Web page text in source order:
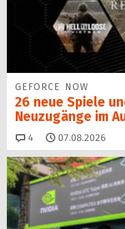
GEFORCE NOW
26 neue Spiele
Neuzugänge im
4 Kommentare
07.08.2026